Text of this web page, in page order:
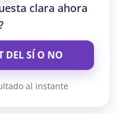
clara ahora
DEL SÍ O NO
al instante